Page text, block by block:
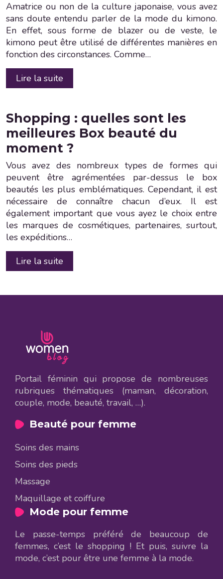
Amatrice ou non de la culture japonaise, vous avez
sans doute entendu parler de la mode du kimono.
En effet, sous forme de blazer ou de veste, le
kimono peut être utilisé de différentes manières en
fonction des circonstances. Comme…
Lire la suite
Shopping : quelles sont les
meilleures Box beauté du
moment ?
Vous avez des nombreux types de formes qui
peuvent être agrémentées par-dessus le box
beautés les plus emblématiques. Cependant, il est
nécessaire de connaître chacun d’eux. Il est
également important que vous ayez le choix entre
les marques de cosmétiques, partenaires, surtout,
les expéditions…
Lire la suite
Portail féminin qui propose de nombreuses
rubriques thématiques (maman, décoration,
couple, mode, beauté, travail, …).
Beauté pour femme
Soins des mains
Soins des pieds
Massage
Maquillage et coiffure
Mode pour femme
Le passe-temps préféré de beaucoup de
femmes, c’est le shopping ! Et puis, suivre la
mode, c’est pour être une femme à la mode.